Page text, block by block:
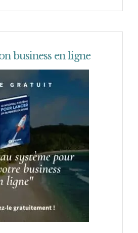
business en ligne